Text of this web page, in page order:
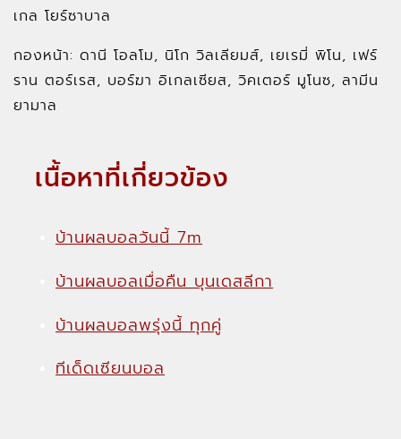
เกล โยร์ซาบาล
กองหน้า: ดานี โอลโม, นิโก วิลเลียมส์, เยเรมี่ พิโน, เฟร์
ราน ตอร์เรส, บอร์ฆา อิเกลเซียส, วิคเตอร์ มูโนซ, ลามีน
ยามาล
เนื้อหาที่เกี่ยวข้อง
บ้านผลบอลวันนี้ 7m
บ้านผลบอลเมื่อคืน บุนเดสลีกา
บ้านผลบอลพรุ่งนี้ ทุกคู่
ทีเด็ดเซียนบอล